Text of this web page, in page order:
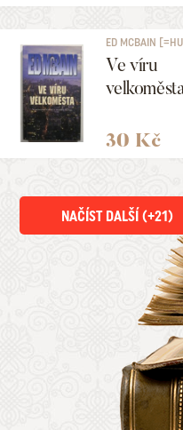
ED MCBAIN
EVAN]
Ve víru
30 Kč
NAČÍST DALŠÍ (+21)